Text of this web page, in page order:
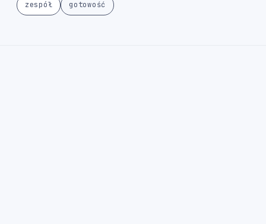
zespół gotowość